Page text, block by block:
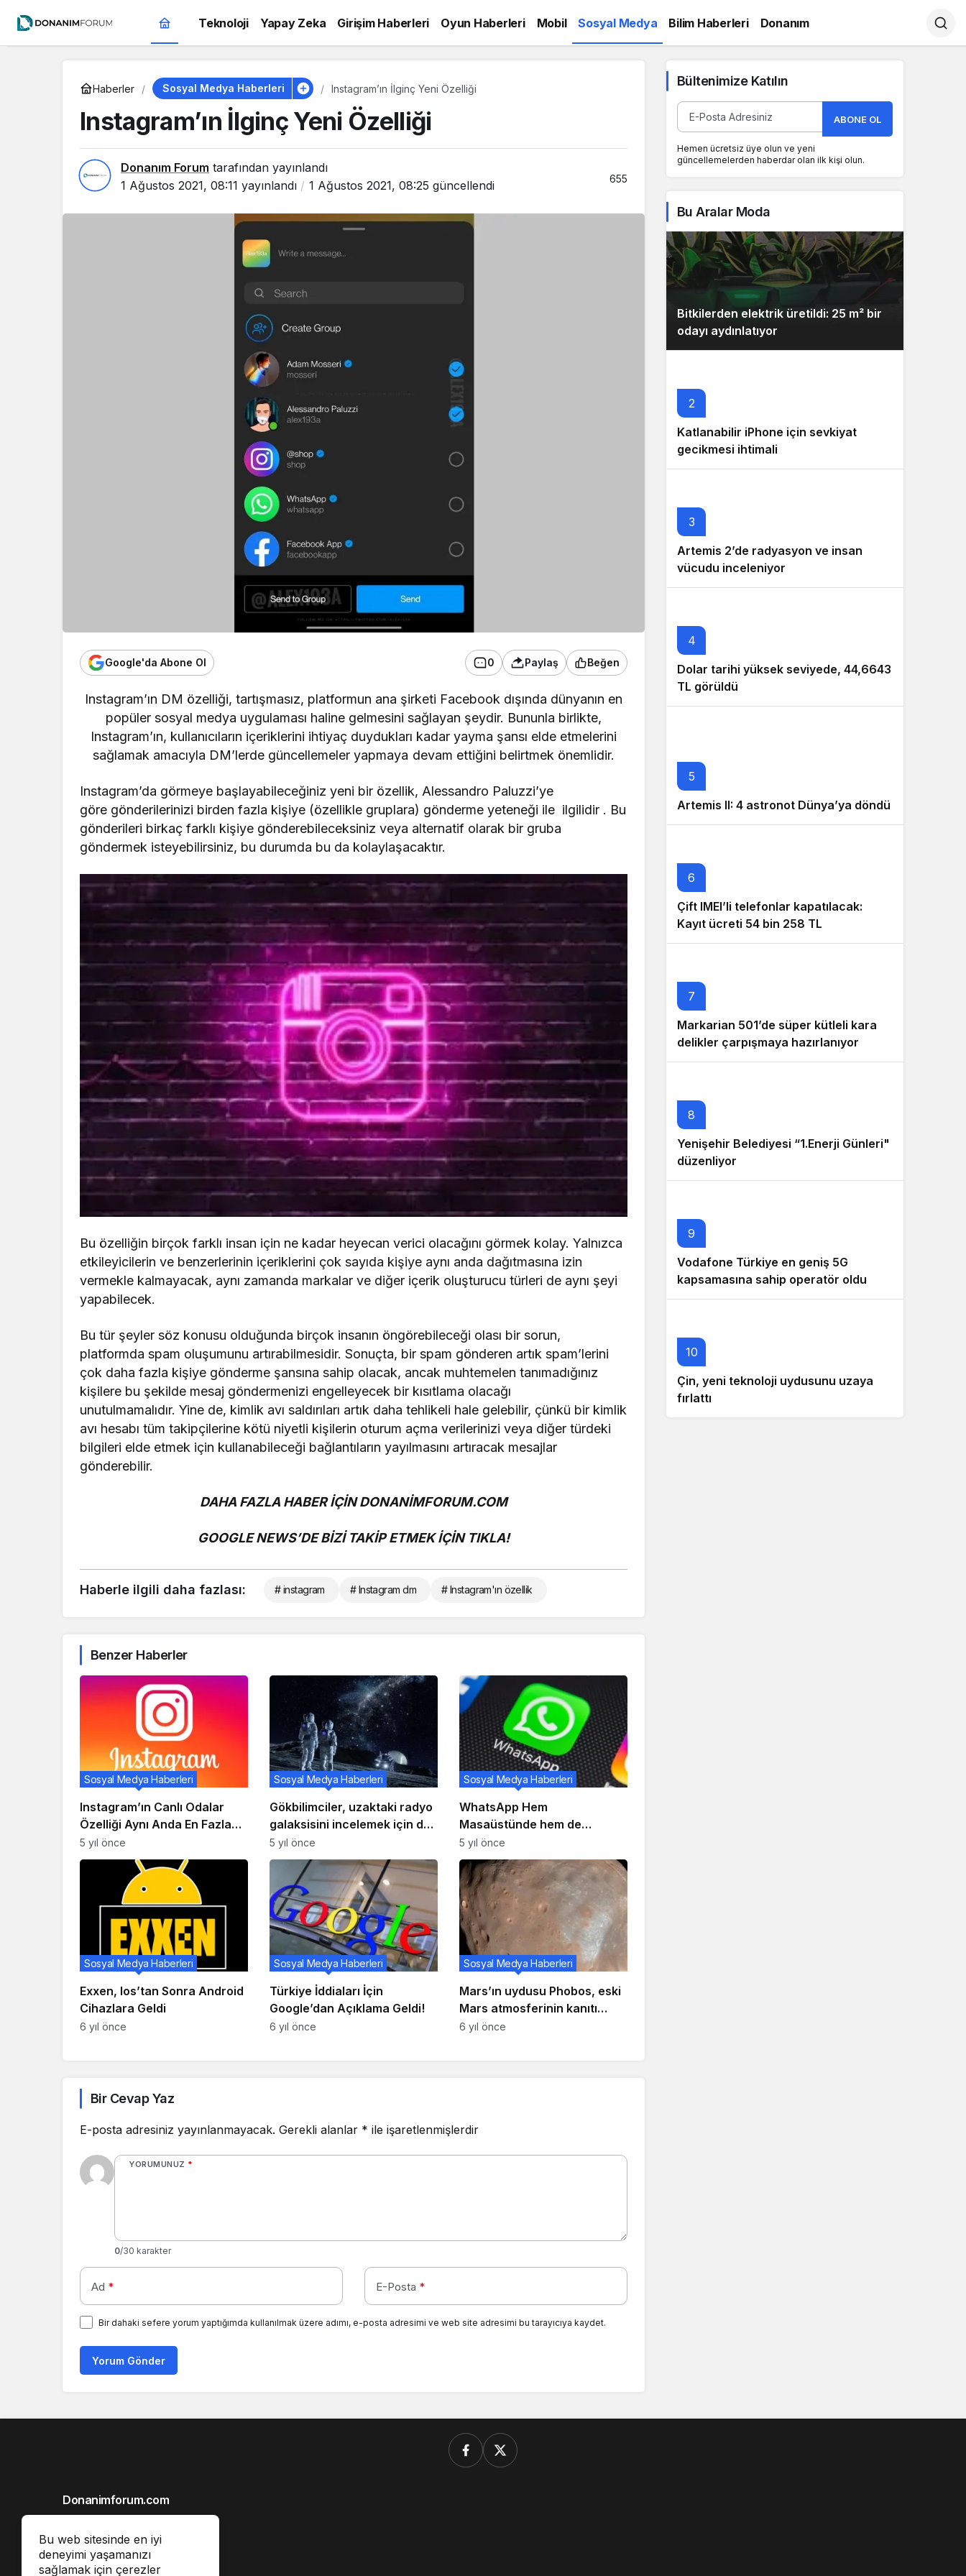
Teknoloji Yapay Zeka Girişim Haberleri Oyun Haberleri Mobil Sosyal Medya Bilim Haberleri Donanım
Haberler Sosyal Medya Haberleri Instagram’ın İlginç Yeni Özelliği
Instagram’ın İlginç Yeni Özelliği
Donanım Forum tarafından yayınlandı
1 Ağustos 2021, 08:11 yayınlandı 1 Ağustos 2021, 08:25 güncellendi 655
Google'da Abone Ol 0 Paylaş Beğen
Instagram’ın DM özelliği, tartışmasız, platformun ana şirketi Facebook dışında dünyanın en
popüler sosyal medya uygulaması haline gelmesini sağlayan şeydir. Bununla birlikte,
Instagram’ın, kullanıcıların içeriklerini ihtiyaç duydukları kadar yayma şansı elde etmelerini
sağlamak amacıyla DM’lerde güncellemeler yapmaya devam ettiğini belirtmek önemlidir.
Instagram’da görmeye başlayabileceğiniz yeni bir özellik, Alessandro Paluzzi’ye
göre gönderilerinizi birden fazla kişiye (özellikle gruplara) gönderme yeteneği ile ilgilidir . Bu
gönderileri birkaç farklı kişiye gönderebileceksiniz veya alternatif olarak bir gruba
göndermek isteyebilirsiniz, bu durumda bu da kolaylaşacaktır.
Bu özelliğin birçok farklı insan için ne kadar heyecan verici olacağını görmek kolay. Yalnızca
etkileyicilerin ve benzerlerinin içeriklerini çok sayıda kişiye aynı anda dağıtmasına izin
vermekle kalmayacak, aynı zamanda markalar ve diğer içerik oluşturucu türleri de aynı şeyi
yapabilecek.
Bu tür şeyler söz konusu olduğunda birçok insanın öngörebileceği olası bir sorun,
platformda spam oluşumunu artırabilmesidir. Sonuçta, bir spam gönderen artık spam’lerini
çok daha fazla kişiye gönderme şansına sahip olacak, ancak muhtemelen tanımadığınız
kişilere bu şekilde mesaj göndermenizi engelleyecek bir kısıtlama olacağı
unutulmamalıdır. Yine de, kimlik avı saldırıları artık daha tehlikeli hale gelebilir, çünkü bir kimlik
avı hesabı tüm takipçilerine kötü niyetli kişilerin oturum açma verilerinizi veya diğer türdeki
bilgileri elde etmek için kullanabileceği bağlantıların yayılmasını artıracak mesajlar
gönderebilir.
DAHA FAZLA HABER İÇİNDONANİMFORUM.COM
GOOGLE NEWS’DE BİZİ TAKİP ETMEK İÇİN TIKLA!
Haberle ilgili daha fazlası: # instagram # Instagram dm # Instagram'ın özellik
Benzer Haberler
Instagram’ın Canlı Odalar
Özelliği Aynı Anda En Fazla
Dört Kişinin Yayın Yapmasına
İzin Veriyor!
Sosyal Medya Haberleri
5 yıl önce
Gökbilimciler, uzaktaki radyo
galaksisini incelemek için dev
galaksi kümelerini mercek
olarak kullanıyor
Sosyal Medya Haberleri
5 yıl önce
WhatsApp Hem
Masaüstünde hem de
Android’de Güncellemeler
Sunuyor ve Ne Yaptıklarını
Görmek İçin Buradayız
Sosyal Medya Haberleri
5 yıl önce
Exxen, Ios’tan Sonra Android
Cihazlara Geldi
Sosyal Medya Haberleri
6 yıl önce
Türkiye İddiaları İçin
Google’dan Açıklama Geldi!
Sosyal Medya Haberleri
6 yıl önce
Mars’ın uydusu Phobos, eski
Mars atmosferinin kanıtı
olabilir
Sosyal Medya Haberleri
6 yıl önce
Bir Cevap Yaz
E-posta adresiniz yayınlanmayacak. Gerekli alanlar * ile işaretlenmişlerdir
YORUMUNUZ *
0/30 karakter
Ad * E-Posta *
Bir dahaki sefere yorum yaptığımda kullanılmak üzere adımı, e-posta adresimi ve web site adresimi bu tarayıcıya kaydet.
Yorum Gönder
Bültenimize Katılın
ABONE OL
Hemen ücretsiz üye olun ve yeni
güncellemelerden haberdar olan ilk kişi olun.
Bu Aralar Moda
Bitkilerden elektrik üretildi: 25 m² bir
odayı aydınlatıyor
2
Katlanabilir iPhone için sevkiyat
gecikmesi ihtimali
3
Artemis 2’de radyasyon ve insan
vücudu inceleniyor
4
Dolar tarihi yüksek seviyede, 44,6643
TL görüldü
5
Artemis II: 4 astronot Dünya’ya döndü
6
Çift IMEI’li telefonlar kapatılacak:
Kayıt ücreti 54 bin 258 TL
7
Markarian 501’de süper kütleli kara
delikler çarpışmaya hazırlanıyor
8
Yenişehir Belediyesi “1.Enerji Günleri"
düzenliyor
9
Vodafone Türkiye en geniş 5G
kapsamasına sahip operatör oldu
10
Çin, yeni teknoloji uydusunu uzaya
fırlattı
Bu web sitesinde en iyi
deneyimi yaşamanızı
sağlamak için çerezler
Donanimforum.com
Gizlilik İlkeleri
Reklam